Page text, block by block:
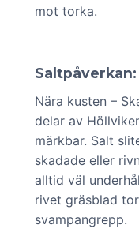
mot torka.
Saltpåverkan:
Nära kusten –
delar av
märkbar. Salt
skadade eller
alltid väl
rivet gräsblad
svampangrepp.